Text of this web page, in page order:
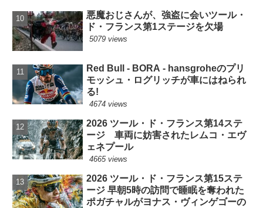
悪魔おじさんが、強盗に会いツール・
ド・フランス第1ステージを欠場
5079 views
Red Bull - BORA - hansgroheのプリ
モッシュ・ログリッチが車にはねられ
る!
4674 views
2026 ツール・ド・フランス第14ステ
ージ 車両に妨害されたレムコ・エヴ
ェネプール
4665 views
2026 ツール・ド・フランス第15ステ
ージ 早朝5時の訪問で睡眠を奪われた
ポガチャルがヨナス・ヴィンゲゴーの